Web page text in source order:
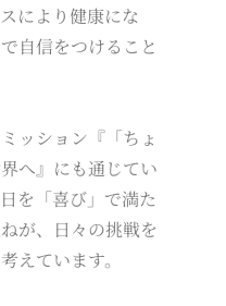
により健康にな
自信をつけること
ッション『「ちょ
へ』にも通じてい
を「喜び」で満た
が、日々の挑戦を
えています。